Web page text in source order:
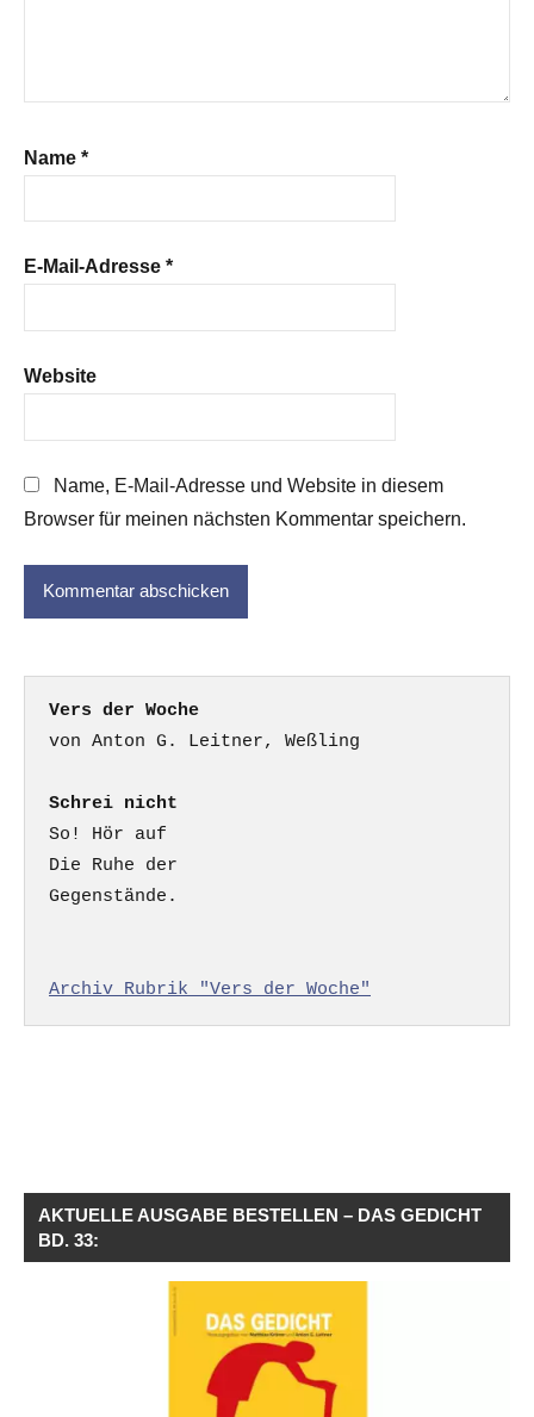
Name *
E-Mail-Adresse *
Website
Name, E-Mail-Adresse und Website in diesem
Browser für meinen nächsten Kommentar speichern.
Vers der Woche
Schrei nicht
So! Hör auf
Die Ruhe der
Gegenstände.
Archiv Rubrik "Vers der Woche"
AKTUELLE AUSGABE BESTELLEN – DAS GEDICHT
BD. 33: